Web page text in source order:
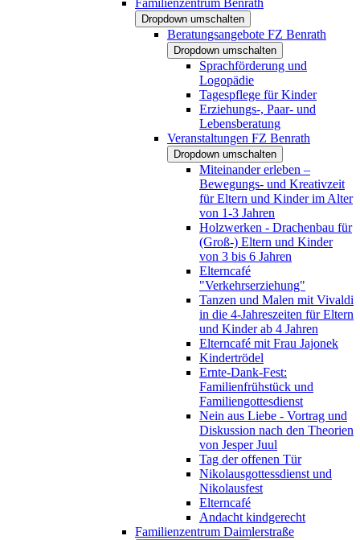
Dropdown umschalten
Beratungsangebote FZ Benrath
Dropdown umschalten
Sprachförderung und
Logopädie
Tagespflege für Kinder
Erziehungs-, Paar- und
Lebensberatung
Veranstaltungen FZ Benrath
Dropdown umschalten
Miteinander erleben –
Bewegungs- und Kreativzeit
für Eltern und Kinder im Alter
von 1-3 Jahren
Holzwerken - Drachenbau für
(Groß-) Eltern und Kinder
von 3 bis 6 Jahren
Elterncafé
"Verkehrserziehung"
Tanzen und Malen mit Vivaldi
in die 4-Jahreszeiten für Eltern
und Kinder ab 4 Jahren
Elterncafé mit Frau Jajonek
Kindertrödel
Ernte-Dank-Fest:
Familienfrühstück und
Familiengottesdienst
Nein aus Liebe - Vortrag und
Diskussion nach den Theorien
von Jesper Juul
Tag der offenen Tür
Nikolausgottessdienst und
Nikolausfest
Elterncafé
Andacht kindgerecht
Familienzentrum Daimlerstraße